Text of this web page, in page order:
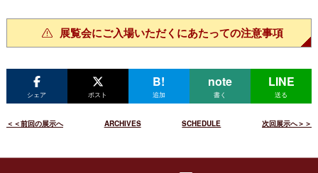
展覧会にご入場いただくにあたっての注意事項
シェア ポスト
B!
追加
note
書く
LINE
送る
＜＜前回の展示へ ARCHIVES SCHEDULE 次回展示へ＞＞